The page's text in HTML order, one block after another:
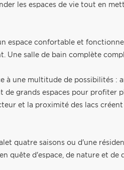
les espaces de vie tout en
espace confortable et
Une salle de bain complète
à une multitude de possibilités :
de grands espaces pour profiter
et la proximité des lacs
quatre saisons ou d'une
quête d'espace, de nature et de